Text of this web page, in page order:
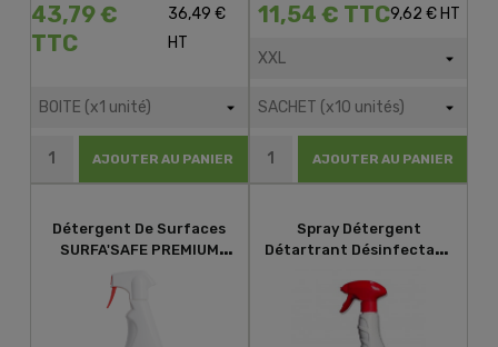
43,79 €
TTC
36,49 €
HT
AJOUTER AU PANIER
11,54 € TTC9,62 € HT
AJOUTER AU PANIER
Détergent De Surfaces
SURFA'SAFE PREMIUM
Spray Détergent
Détartrant Désinfectant